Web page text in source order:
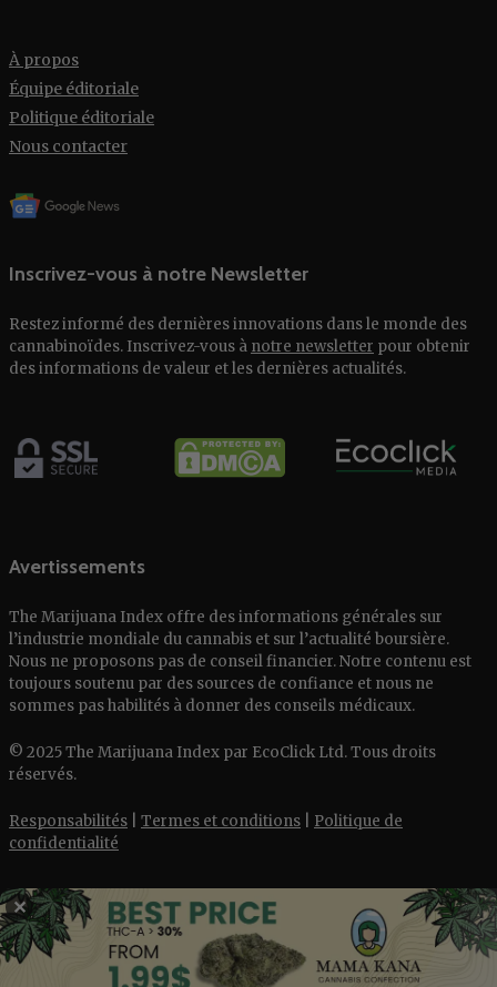
À propos
Équipe éditoriale
Politique éditoriale
Nous contacter
Inscrivez-vous à notre Newsletter
Restez informé des dernières innovations dans le monde des
cannabinoïdes. Inscrivez-vous à notre newsletter pour obtenir
des informations de valeur et les dernières actualités.
Avertissements
The Marijuana Index offre des informations générales sur
l’industrie mondiale du cannabis et sur l’actualité boursière.
Nous ne proposons pas de conseil financier. Notre contenu est
toujours soutenu par des sources de confiance et nous ne
sommes pas habilités à donner des conseils médicaux.
© 2025 The Marijuana Index par EcoClick Ltd. Tous droits
réservés.
Responsabilités Termes et conditions
Politique de
confidentialité
English
Deutsch
✕